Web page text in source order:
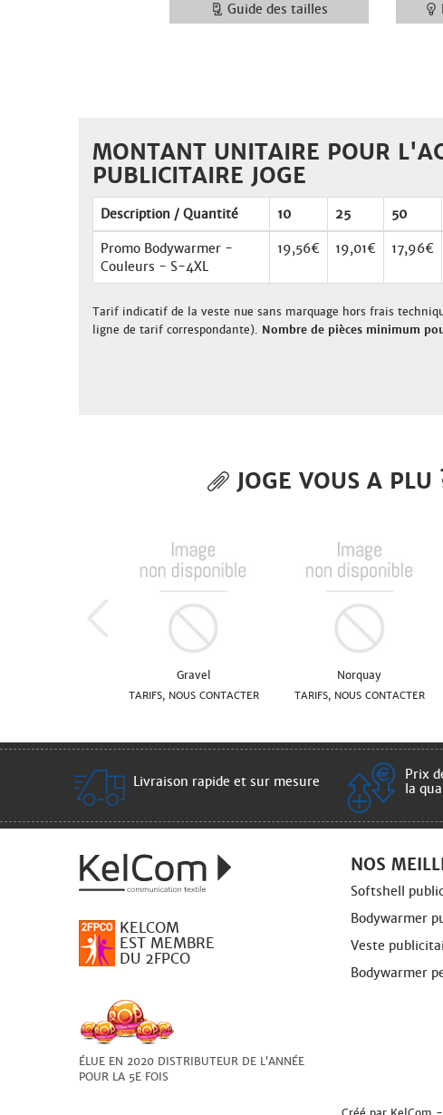
Guide des tailles
MONTANT UNITAIRE POUR
PUBLICITAIRE JOGE
Description / Quantité 10 25 50
Promo Bodywarmer -
Couleurs - S-4XL
19,56€ 19,01€ 17,96€
Tarif indicatif de la veste nue sans marquage hors frais
ligne de tarif correspondante). Nombre de pièces minimum
JOGE VOUS A PLU
Gravel
TARIFS, NOUS CONTACTER
Norquay
TARIFS, NOUS CONTACTER
Livraison rapide et sur mesure
Prix
la
KELCOM
EST MEMBRE
DU 2FPCO
ÉLUE EN 2020 DISTRIBUTEUR DE L’ANNÉE
POUR LA 5E FOIS
NOS
Softshell
Bodywarmer
Veste
Bodywarmer